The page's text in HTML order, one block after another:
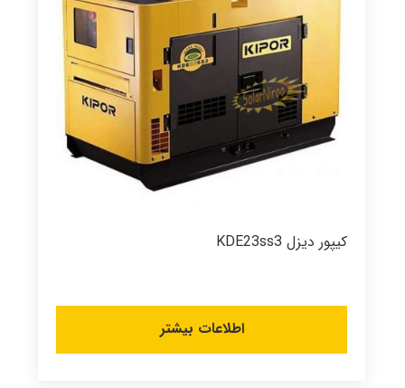
کیپور دیزل KDE23ss3
اطلاعات بیشتر